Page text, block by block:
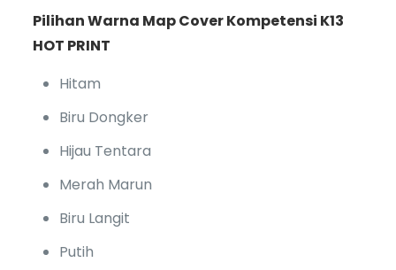
Pilihan Warna Map Cover Kompetensi K13
HOT PRINT
Hitam
Biru Dongker
Hijau Tentara
Merah Marun
Biru Langit
Putih